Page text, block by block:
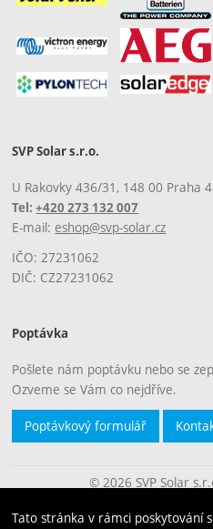
Tato stránka v rámci poskytování
SVP Solar s.r.o.
U Rakovky 436/31, 148 00 Praha 4
Tel:+420 273 132 007
E-mail: eshop@svp-solar.cz
IČO: 27231062
DIČ: CZ27231062
Poptávka
Pošlete nám poptávku nebo se
Ozveme se Vám co nejdříve.
Poptávkový formulář
© 2026 SVP Solar